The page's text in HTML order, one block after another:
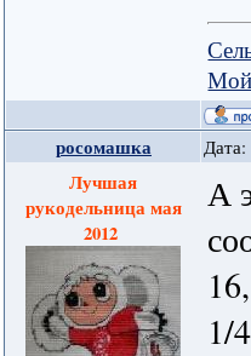
росомашка Дата:
Лучшая
рукодельница мая
2012
А
1/